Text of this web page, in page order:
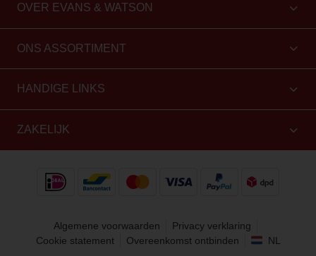
OVER EVANS & WATSON
ONS ASSORTIMENT
HANDIGE LINKS
ZAKELIJK
Algemene voorwaarden
Privacy verklaring
Cookie statement
Overeenkomst ontbinden NL